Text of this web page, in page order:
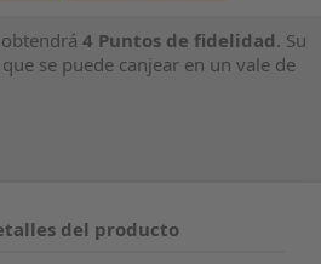
4 Puntos de fidelidad. Su
que se puede canjear en un vale de
del producto